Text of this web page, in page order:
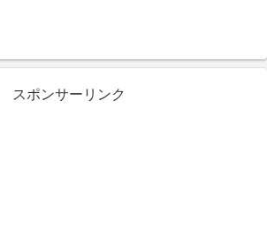
スポンサーリンク